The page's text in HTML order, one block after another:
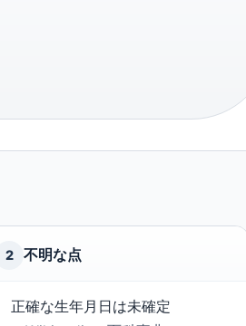
2 不明な点
正確な生年月日は未確定